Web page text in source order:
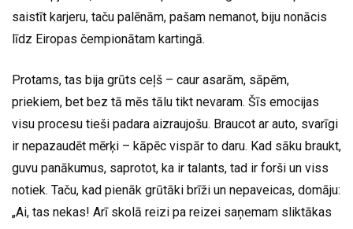
saistīt karjeru, taču palēnām, pašam nemanot, biju nonācis
līdz Eiropas čempionātam kartingā.
Protams, tas bija grūts ceļš – caur asarām, sāpēm,
priekiem, bet bez tā mēs tālu tikt nevaram. Šīs emocijas
visu procesu tieši padara aizraujošu. Braucot ar auto, svarīgi
ir nepazaudēt mērķi – kāpēc vispār to daru. Kad sāku braukt,
guvu panākumus, saprotot, ka ir talants, tad ir forši un viss
notiek. Taču, kad pienāk grūtāki brīži un nepaveicas, domāju:
„Ai, tas nekas! Arī skolā reizi pa reizei saņemam sliktākas